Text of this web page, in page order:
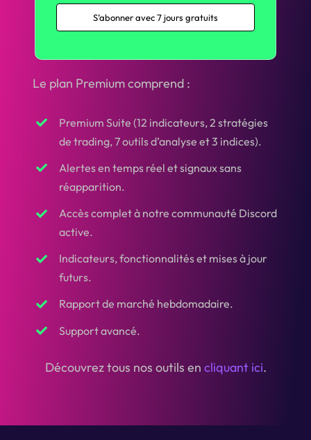
S’abonner avec 7 jours gratuits
Le plan Premium comprend :
Premium Suite (12 indicateurs, 2 stratégies
de trading, 7 outils d’analyse et 3 indices).
Alertes en temps réel et signaux sans
réapparition.
Accès complet à notre communauté Discord
active.
Indicateurs, fonctionnalités et mises à jour
futurs.
Rapport de marché hebdomadaire.
Support avancé.
Découvrez tous nos outils en cliquant ici.